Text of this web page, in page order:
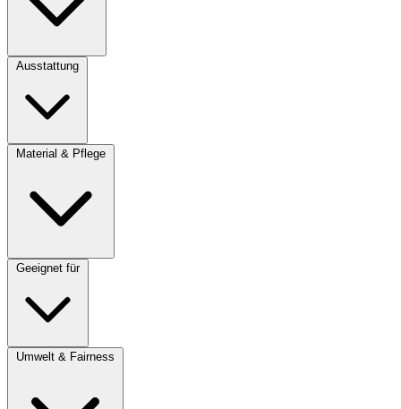
Ausstattung
Material & Pflege
Geeignet für
Umwelt & Fairness